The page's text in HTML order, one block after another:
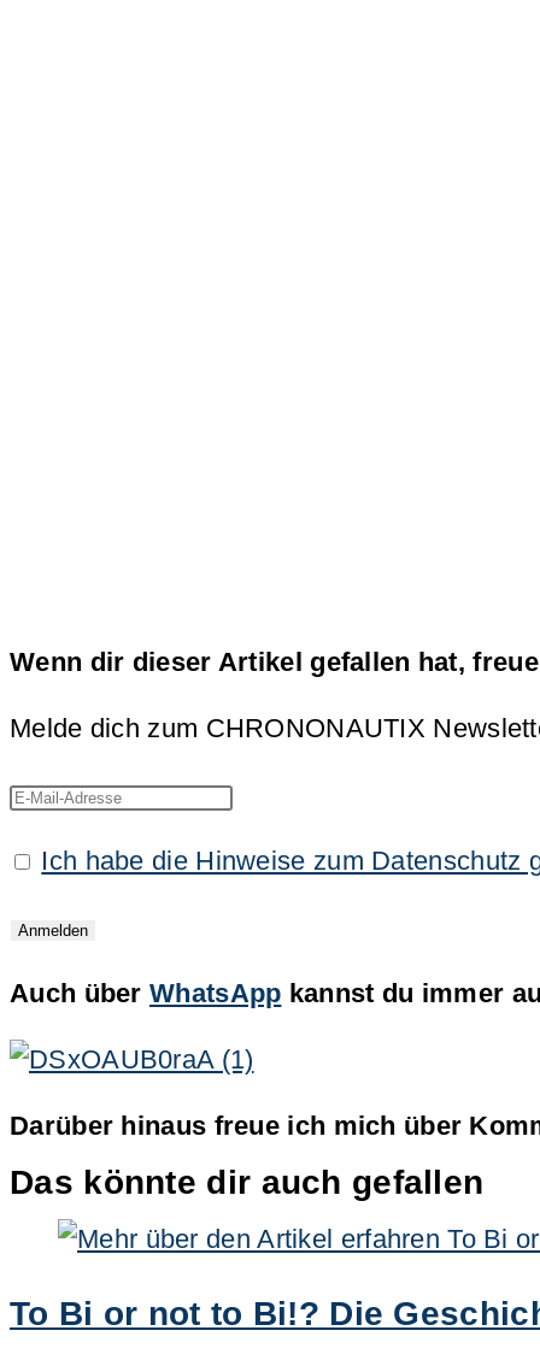
Wenn dir dieser Artikel gefallen hat,
Melde dich zum CHRONONAUTIX
Ich habe die Hinweise zum Datenschutz
Auch überWhatsApp kannst du immer
Darüber hinaus freue ich mich über
Das könnte dir auch gefallen
To Bi or not to Bi!? Die